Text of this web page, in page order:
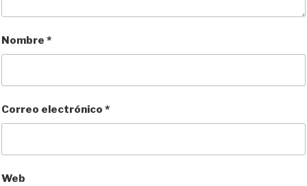
Nombre *
Correo electrónico *
Web